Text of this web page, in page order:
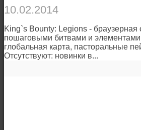
10.02.2014
King`s Bounty: Legions - браузерная
пошаговыми битвами и элементами
глобальная карта, пасторальные
Отсутствуют: новинки в...